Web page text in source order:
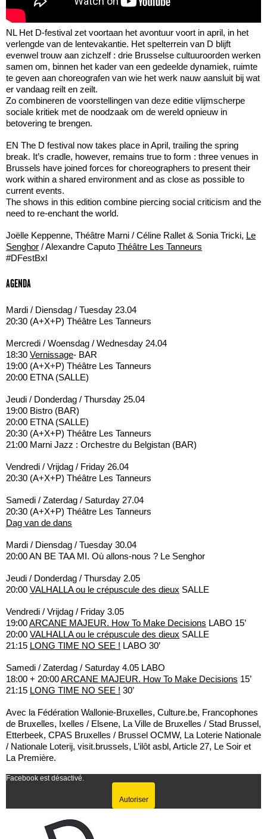
NL Het D-festival zet voortaan het avontuur voort in april, in het
verlengde van de lentevakantie. Het spelterrein van D blijft
evenwel trouw aan zichzelf : drie Brusselse cultuuroorden werken
samen om, binnen het kader van een gedeelde dynamiek, ruimte
te geven aan choreografen van wie het werk nauw aansluit bij wat
er vandaag reilt en zeilt.
Zo combineren de voorstellingen van deze editie vlijmscherpe
sociale kritiek met de noodzaak om de wereld opnieuw in
betovering te brengen.
EN The D festival now takes place in April, trailing the spring
break. It’s cradle, however, remains true to form : three venues in
Brussels have joined forces for choreographers to present their
work within a shared environment and as close as possible to
current events.
The shows in this edition combine piercing social criticism and the
need to re-enchant the world.
Joëlle Keppenne, Théâtre Marni / Céline Rallet & Sonia Tricki, Le
Senghor / Alexandre Caputo Théâtre Les Tanneurs
#DFestBxl
AGENDA
Mardi / Diensdag / Tuesday 23.04
20:30 (A+X+P) Théâtre Les Tanneurs
Mercredi / Woensdag / Wednesday 24.04
18:30 Vernissage- BAR
19:00 (A+X+P) Théâtre Les Tanneurs
20:00 ETNA (SALLE)
Jeudi / Donderdag / Thursday 25.04
19:00 Bistro (BAR)
20:00 ETNA (SALLE)
20:30 (A+X+P) Théâtre Les Tanneurs
21:00 Marni Jazz : Orchestre du Belgistan (BAR)
Vendredi / Vrijdag / Friday 26.04
20:30 (A+X+P) Théâtre Les Tanneurs
Samedi / Zaterdag / Saturday 27.04
20:30 (A+X+P) Théâtre Les Tanneurs
Dag van de dans
Mardi / Diensdag / Tuesday 30.04
20:00 AN BE TAA MI. Où allons-nous ? Le Senghor
Jeudi / Donderdag / Thursday 2.05
20:00 VALHALLA ou le crépuscule des dieux SALLE
Vendredi / Vrijdag / Friday 3.05
19:00ARCANE MAJEUR. How To Make Decisions LABO 15’
20:00 VALHALLA ou le crépuscule des dieux SALLE
21:15 LONG TIME NO SEE ! LABO 30’
Samedi / Zaterdag / Saturday 4.05 LABO
18:00 + 20:00ARCANE MAJEUR. How To Make Decisions 15’
21:15 LONG TIME NO SEE ! 30’
Avec la Fédération Wallonie-Bruxelles, Culture.be, Francophones
de Bruxelles, Ixelles / Elsene, La Ville de Bruxelles / Stad Brussel,
Etterbeek, CPAS Bruxelles / Brussel OCMW, La Loterie Nationale
/ Nationale Loterij, visit.brussels, L’ilôt asbl, Article 27, Le Soir et
La Première.
Facebook est désactivé.
Autoriser